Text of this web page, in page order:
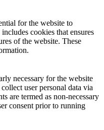
for the website to
cookies that ensures
of the website. These
necessary for the website
user personal data via
are termed as non-necessary
consent prior to running